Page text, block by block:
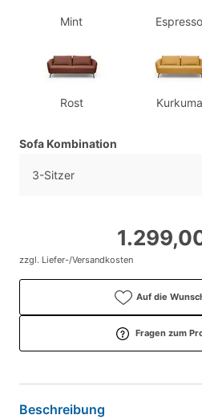
Mint Espresso
Rost Kurkuma
Sofa Kombination
3-Sitzer
zzgl. Liefer-/Versandkosten
Auf die
Fragen zum
Beschreibung